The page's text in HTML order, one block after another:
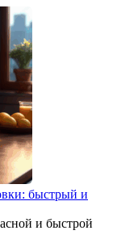
быстрый и
и быстрой